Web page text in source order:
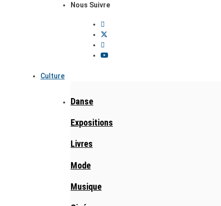
Nous Suivre
Culture
Danse
Expositions
Livres
Mode
Musique